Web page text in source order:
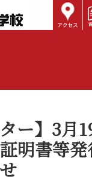
ー】3月
証明書等